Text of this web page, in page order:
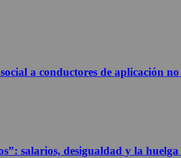
a conductores de aplicación
salarios, desigualdad y la